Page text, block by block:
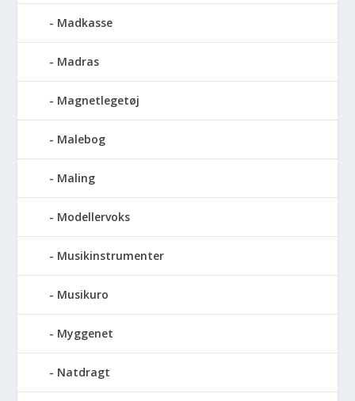
Madkasse
Madras
Magnetlegetøj
Malebog
Maling
Modellervoks
Musikinstrumenter
Musikuro
Myggenet
Natdragt